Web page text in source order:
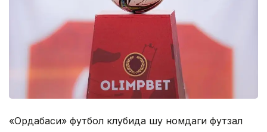
«Ордабаси» футбол клубида шу номдаги футзал